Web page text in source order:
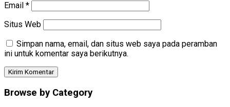
Email *
Situs Web
Simpan nama, email, dan situs web saya pada peramban
ini untuk komentar saya berikutnya.
Browse by Category